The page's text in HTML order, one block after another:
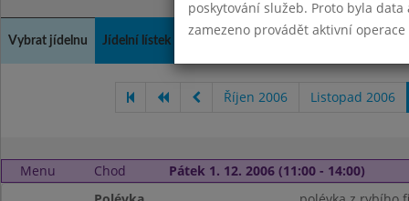
Vybrat jídelnu Jídelní lístek Kontakty a informace
Říjen 2006 Listopad 2006
Menu Chod Pátek 1. 12. 2006 (11:00 - 14:00)
poskytování služeb. Proto byla
zamezeno provádět aktivní